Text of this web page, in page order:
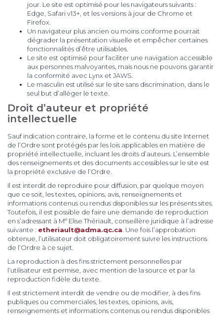
jour. Le site est optimisé pour les navigateurs suivants :
Edge, Safari v13+, et les versions à jour de Chrome et
Firefox.
Un navigateur plus ancien ou moins conforme pourrait
dégrader la présentation visuelle et empêcher certaines
fonctionnalités d’être utilisables.
Le site est optimisé pour faciliter une navigation accessible
aux personnes malvoyantes, mais nous ne pouvons garantir
la conformité avec Lynx et JAWS.
Le masculin est utilisé sur le site sans discrimination, dans le
seul but d’alléger le texte.
Droit d’auteur et propriété
intellectuelle
Sauf indication contraire, la forme et le contenu du site Internet
de l’Ordre sont protégés par les lois applicables en matière de
propriété intellectuelle, incluant les droits d’auteurs. L’ensemble
des renseignements et des documents accessibles sur le site est
la propriété exclusive de l’Ordre.
Il est interdit de reproduire pour diffusion, par quelque moyen
que ce soit, les textes, opinions, avis, renseignements et
informations contenus ou rendus disponibles sur les présents sites.
Toutefois, il est possible de faire une demande de reproduction
en s’adressant à Me Elise Thériault, conseillère juridique à l’adresse
suivante : etheriault@adma.qc.ca . Une fois l’approbation
obtenue, l’utilisateur doit obligatoirement suivre les instructions
de l’Ordre à ce sujet.
La reproduction à des fins strictement personnelles par
l’utilisateur est permise, avec mention de la source et par la
reproduction fidèle du texte.
Il est strictement interdit de vendre ou de modifier, à des fins
publiques ou commerciales, les textes, opinions, avis,
renseignements et informations contenus ou rendus disponibles